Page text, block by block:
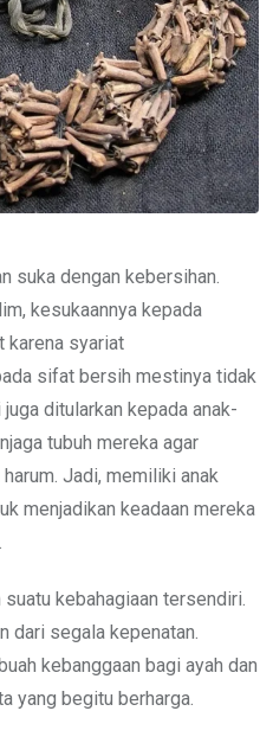
suka dengan kebersihan.
kesukaannya kepada
karena syariat
sifat bersih mestinya tidak
ditularkan kepada anak-
tubuh mereka agar
Jadi, memiliki anak
menjadikan keadaan mereka
kebahagiaan tersendiri.
dari segala kepenatan.
kebanggaan bagi ayah dan
yang begitu berharga.